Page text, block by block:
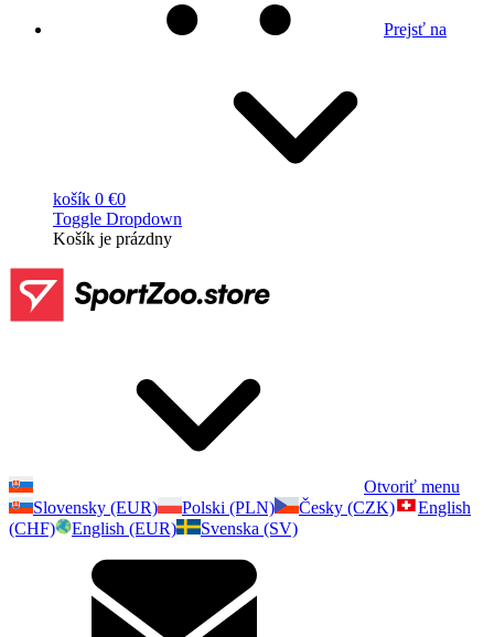
Prejsť na
košík 0 €0
Toggle Dropdown
Košík je prázdny
Otvoriť menu
Slovensky (EUR)
Polski (PLN) Česky (CZK)
English
(CHF)
English (EUR) Svenska (SV)